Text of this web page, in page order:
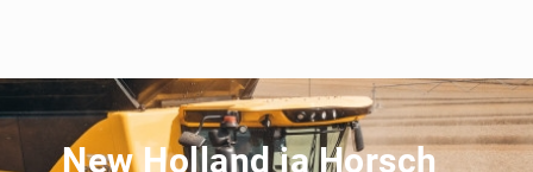
New Holland ja Horsch